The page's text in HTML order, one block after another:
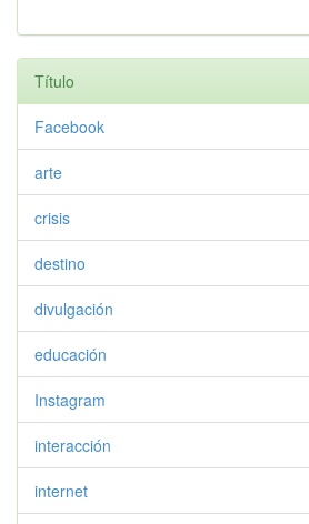
Título
Facebook
arte
crisis
destino
divulgación
educación
Instagram
interacción
internet